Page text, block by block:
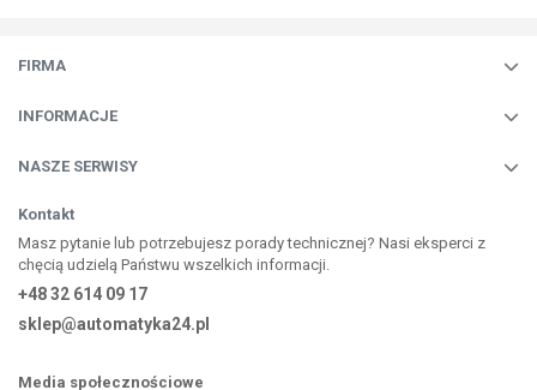
FIRMA
INFORMACJE
NASZE SERWISY
Kontakt
Masz pytanie lub potrzebujesz porady technicznej? Nasi eksperci z
chęcią udzielą Państwu wszelkich informacji.
+48 32 614 09 17
sklep@automatyka24.pl
Media społecznościowe